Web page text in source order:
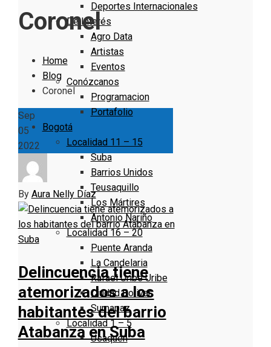
Deportes Internacionales
De Interés
Agro Data
Artistas
Eventos
Conózcanos
Programacion
Portafolio
Bogotá
Localidad 11 – 15
Suba
Barrios Unidos
Teusaquillo
Los Mártires
Antonio Nariño
Localidad 16 – 20
Puente Aranda
La Candelaria
Rafael Uribe Uribe
Ciudad Bolivar
Sumapaz
Localidad 1 – 5
Usaquen
Coronel
Home
Blog
Coronel
Sep
05
2022
By Aura Nelly Díaz
Delincuencia tiene
atemorizados a los
habitantes del barrio
Atabanza en Suba